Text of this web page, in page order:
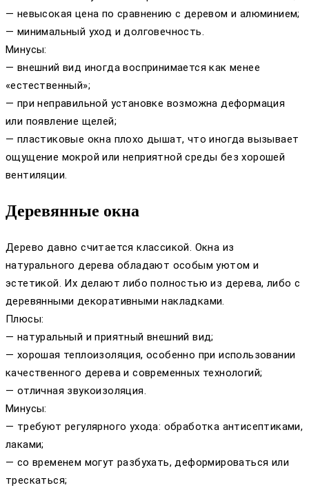
— невысокая цена по сравнению с деревом и алюминием;
— минимальный уход и долговечность.
Минусы:
— внешний вид иногда воспринимается как менее
«естественный»;
— при неправильной установке возможна деформация
или появление щелей;
— пластиковые окна плохо дышат, что иногда вызывает
ощущение мокрой или неприятной среды без хорошей
вентиляции.
Деревянные окна
Дерево давно считается классикой. Окна из
натурального дерева обладают особым уютом и
эстетикой. Их делают либо полностью из дерева, либо с
деревянными декоративными накладками.
Плюсы:
— натуральный и приятный внешний вид;
— хорошая теплоизоляция, особенно при использовании
качественного дерева и современных технологий;
— отличная звукоизоляция.
Минусы:
— требуют регулярного ухода: обработка антисептиками,
лаками;
— со временем могут разбухать, деформироваться или
трескаться;